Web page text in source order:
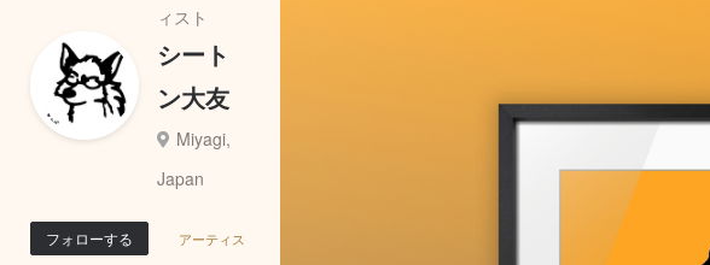
ィスト
シート
ン大友
Miyagi,
Japan
フォローする アーティス